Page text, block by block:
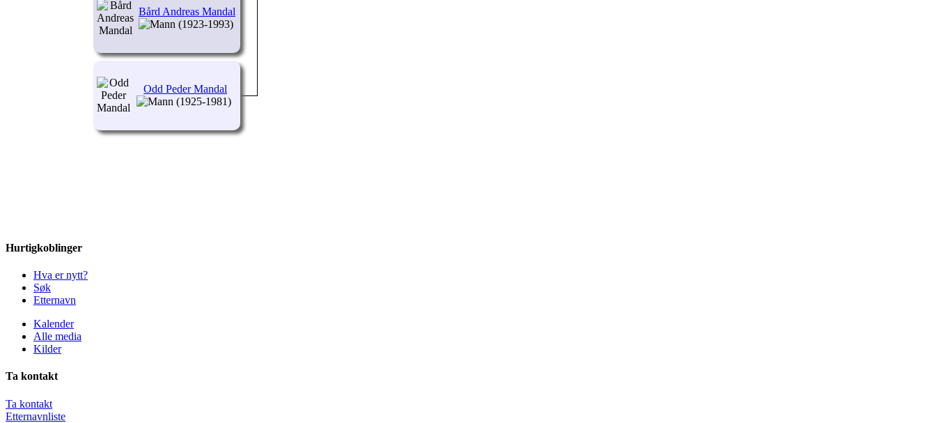
Bård Andreas Mandal
(1923-1993)
Odd Peder Mandal
(1925-1981)
Hurtigkoblinger
Hva er nytt?
Søk
Etternavn
Kalender
Alle media
Kilder
Ta kontakt
Ta kontakt
Etternavnliste